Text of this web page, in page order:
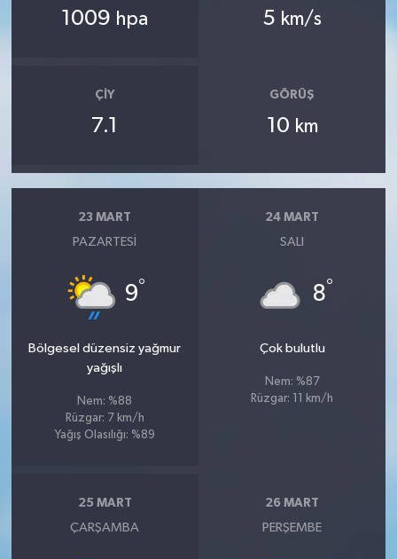
1009 hpa 5 km/s
ÇIY
7.1
GÖRÜŞ
10 km
23 MART
PAZARTESI
9°
Bölgesel düzensiz yağmur
yağışlı
Nem: %88
Rüzgar: 7 km/h
Yağış Olasılığı: %89
24 MART
SALI
8°
Çok bulutlu
Nem: %87
Rüzgar: 11 km/h
25 MART
ÇARŞAMBA
26 MART
PERŞEMBE